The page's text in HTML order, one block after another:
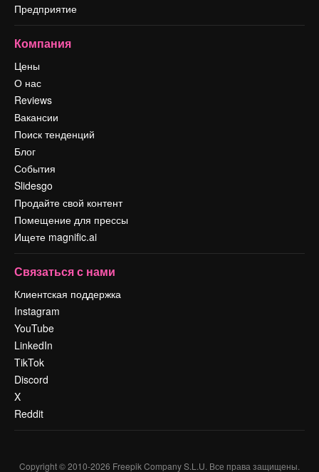
Предприятие
Компания
Цены
О нас
Reviews
Вакансии
Поиск тенденций
Блог
События
Slidesgo
Продайте свой контент
Помещение для прессы
Ищете magnific.ai
Связаться с нами
Клиентская поддержка
Instagram
YouTube
LinkedIn
TikTok
Discord
X
Reddit
Copyright © 2010-2026 Freepik Company S.L.U. Все права защищены.